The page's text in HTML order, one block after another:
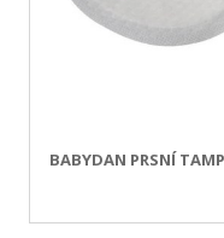
BABYDAN PRSNÍ